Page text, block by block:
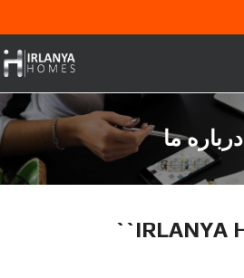
درباره ما